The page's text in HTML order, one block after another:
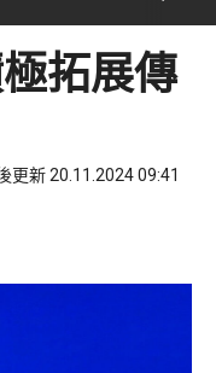
拓展傳
更新 20.11.2024 09:41